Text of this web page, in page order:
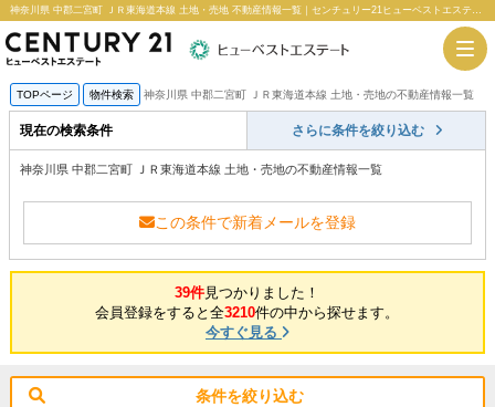
神奈川県 中郡二宮町 ＪＲ東海道本線 土地・売地 不動産情報一覧｜センチュリー21ヒューベストエステート
TOPページ 物件検索 神奈川県 中郡二宮町 ＪＲ東海道本線 土地・売地の不動産情報一覧
現在の検索条件 さらに条件を絞り込む
神奈川県 中郡二宮町 ＪＲ東海道本線 土地・売地の不動産情報一覧
この条件で新着メールを登録
39件見つかりました！
会員登録をすると全3210件の中から探せます。
今すぐ見る
条件を絞り込む